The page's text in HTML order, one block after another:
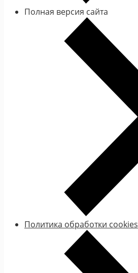
Полная версия сайта
Политика обработки cookies